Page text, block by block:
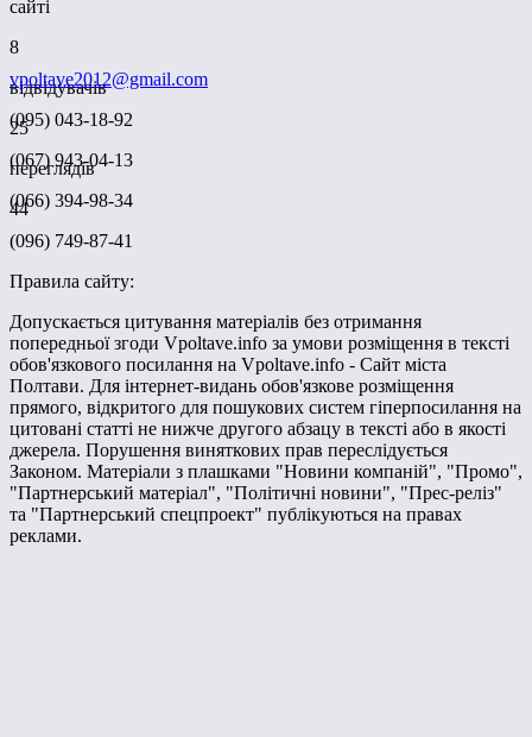
сайті
8
відвідувачів
25
переглядів
44
vpoltave2012@gmail.com
(095) 043-18-92
(067) 943-04-13
(066) 394-98-34
(096) 749-87-41
Правила сайту:
Допускається цитування матеріалів без отримання
попередньої згоди Vpoltave.info за умови розміщення в тексті
обов'язкового посилання на Vpoltave.info - Сайт міста
Полтави. Для інтернет-видань обов'язкове розміщення
прямого, відкритого для пошукових систем гіперпосилання на
цитовані статті не нижче другого абзацу в тексті або в якості
джерела. Порушення виняткових прав переслідується
Законом. Матеріали з плашками "Новини компаній", "Промо",
"Партнерський матеріал", "Політичні новини", "Прес-реліз"
та "Партнерський спецпроект" публікуються на правах
реклами.